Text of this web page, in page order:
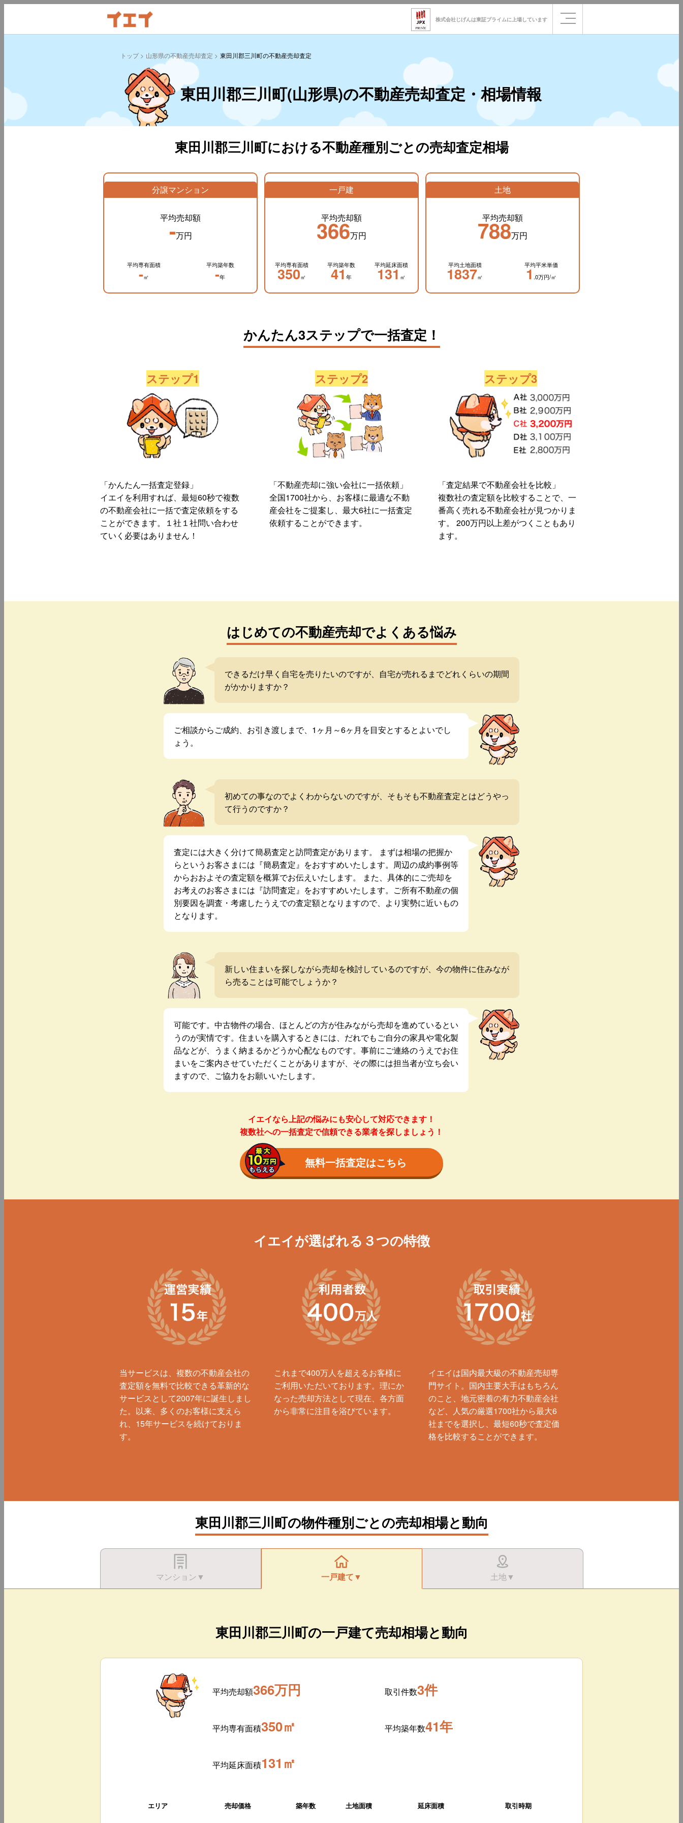
株式会社じげんは東証プライムに 上場しています
トップ 山形県の不動産売却査定 東田川郡三川町の不動産売却査定
東田川郡三川町(山形県)の不動産売却査定・相場情報
東田川郡三川町における不動産種別ごとの売却査定相場
分譲マンション
平均売却額
-万円
平均専有面積
-㎡
平均築年数
-年
一戸建
平均売却額
366万円
平均専有面積
350㎡
平均築年数
41年
平均延床面積
131㎡
土地
平均売却額
788万円
平均土地面積
1837㎡
平均平米単価
1 .0万円/㎡
かんたん3ステップで一括査定！
ステップ1
「かんたん一括査定登録」
イエイを利用すれば、最短60秒で複数
の不動産会社に一括で査定依頼をする
ことができます。１社１社問い合わせ
ていく必要はありません！
ステップ2
「不動産売却に強い会社に一括依頼」
全国1700社から、お客様に最適な不動
産会社をご提案し、最大6社に一括査定
依頼することができます。
ステップ3
「査定結果で不動産会社を比較」
複数社の査定額を比較することで、一
番高く売れる不動産会社が見つかりま
す。 200万円以上差がつくこともあり
ます。
はじめての不動産売却でよくある悩み
できるだけ早く自宅を売りたいのですが、自宅が売れるまでどれくらいの期間
がかかりますか？
ご相談からご成約、お引き渡しまで、1ヶ月～6ヶ月を目安とするとよいでし
ょう。
初めての事なのでよくわからないのですが、そもそも不動産査定とはどうやっ
て行うのですか？
査定には大きく分けて簡易査定と訪問査定があります。 まずは相場の把握か
らというお客さまには『簡易査定』をおすすめいたします。周辺の成約事例等
からおおよその査定額を概算でお伝えいたします。 また、具体的にご売却を
お考えのお客さまには『訪問査定』をおすすめいたします。ご所有不動産の個
別要因を調査・考慮したうえでの査定額となりますので、より実勢に近いもの
となります。
新しい住まいを探しながら売却を検討しているのですが、今の物件に住みなが
ら売ることは可能でしょうか？
可能です。中古物件の場合、ほとんどの方が住みながら売却を進めているとい
うのが実情です。住まいを購入するときには、だれでもご自分の家具や電化製
品などが、うまく納まるかどうか心配なものです。事前にご連絡のうえでお住
まいをご案内させていただくことがありますが、その際には担当者が立ち会い
ますので、ご協力をお願いいたします。
イエイなら上記の悩みにも安心して対応できます！
複数社への一括査定で信頼できる業者を探しましょう！
無料一括査定はこちら
イエイが選ばれる３つの特徴
当サービスは、複数の不動産会社の
査定額を無料で比較できる革新的な
サービスとして2007年に誕生しまし
た。以来、多くのお客様に支えら
れ、15年サービスを続けておりま
す。
これまで400万人を超えるお客様に
ご利用いただいております。理にか
なった売却方法として現在、各方面
から非常に注目を浴びています。
イエイは国内最大級の不動産売却専
門サイト。国内主要大手はもちろん
のこと、地元密着の有力不動産会社
など、人気の厳選1700社から最大6
社までを選択し、最短60秒で査定価
格を比較することができます。
東田川郡三川町の物件種別ごとの売却相場と動向
マンション▼ 一戸建て▼ 土地▼
東田川郡三川町の一戸建て売却相場と動向
平均売却額366万円 取引件数3件
平均専有面積350㎡ 平均築年数41年
平均延床面積131㎡
エリア 売却価格 築年数 土地面積 延床面積 取引時期